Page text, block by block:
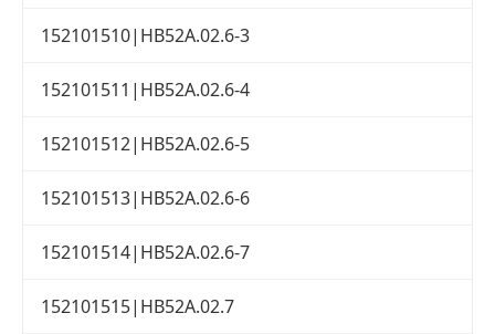
152101510|HB52A.02.6-3
152101511|HB52A.02.6-4
152101512|HB52A.02.6-5
152101513|HB52A.02.6-6
152101514|HB52A.02.6-7
152101515|HB52A.02.7